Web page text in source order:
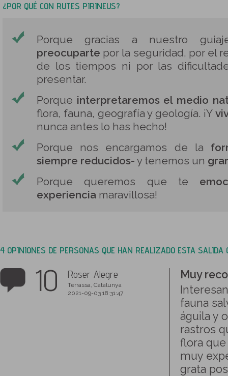
¿POR QUÉ CON RUTES PIRINEUS?
Porque gracias a nuestro
preocuparte por la seguridad, por el
de los tiempos ni por las
presentar.
Porque interpretaremos el medio
flora, fauna, geografía y geología. ¡Y
nunca antes lo has hecho!
Porque nos encargamos de la
siempre reducidos- y tenemos un
Porque queremos que te
experiencia maravillosa!
4 OPINIONES DE PERSONAS QUE HAN REALIZADO ESTA SALIDA
10 Roser Alegre
Terrassa, Catalunya
2021-09-03 18:31:47
Muy
fauna
águila y
rastros
flora que
muy
grata